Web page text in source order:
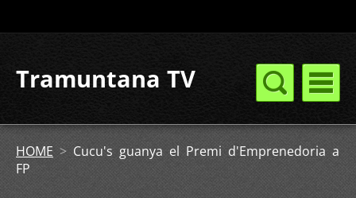
Tramuntana TV
HOME > Cucu's guanya el Premi d'Emprenedoria a
FP